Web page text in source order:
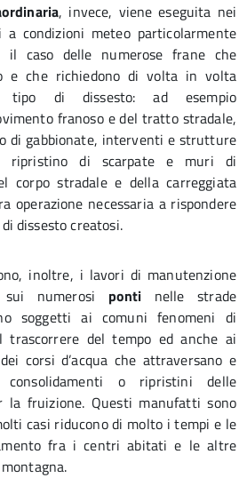
, invece, viene eseguita nei
condizioni meteo particolarmente
caso delle numerose frane che
e che richiedono di volta in volta
di dissesto: ad esempio
franoso e del tratto stradale,
di gabbionate, interventi e strutture
ripristino di scarpate e muri di
corpo stradale e della carreggiata
operazione necessaria a rispondere
dissesto creatosi.
inoltre, i lavori di manutenzione
numerosi ponti nelle strade
soggetti ai comuni fenomeni di
trascorrere del tempo ed anche ai
corsi d’acqua che attraversano e
o ripristini delle
la fruizione. Questi manufatti sono
casi riducono di molto i tempi e le
fra i centri abitati e le altre